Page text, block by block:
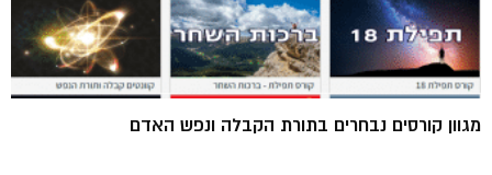
מגוון קורסים נבחרים בתורת הקבלה ונפש האדם